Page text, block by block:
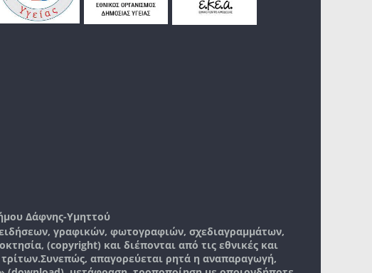
Δάφνης-Υμηττού
γραφικών, φωτογραφιών, σχεδιαγραμμάτων,
(copyright) και διέπονται από τις εθνικές και
Συνεπώς, απαγορεύεται ρητά η αναπαραγωγή,